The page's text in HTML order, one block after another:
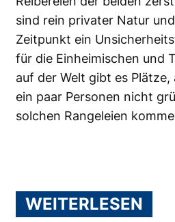
sind rein privater Natur
Zeitpunkt ein
für die Einheimischen und
auf der Welt gibt es Plätze,
ein paar Personen nicht
solchen Rangeleien
WEITERLESEN